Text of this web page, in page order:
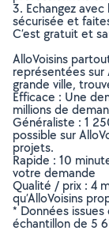
3. Echangez
sécurisée et
C’est gratuit et
AlloVoisins
représentées sur
grande ville,
Efficace : Une
millions de
Généraliste : 1
possible sur
projets.
Rapide : 10
votre demande
Qualité / prix : 4
qu’AlloVoisins
* Données issues
échantillon de 5